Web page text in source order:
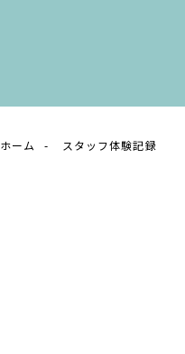
ホーム スタッフ体験記録